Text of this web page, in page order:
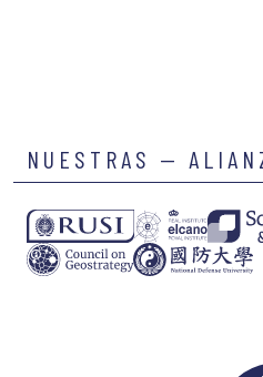
NUESTRAS —